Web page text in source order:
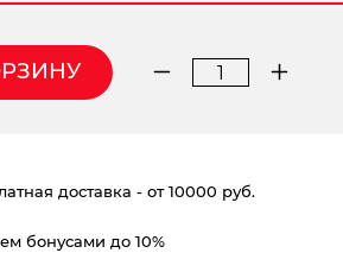
Количество
х
доставка - от 10000 руб.
бонусами до 10%